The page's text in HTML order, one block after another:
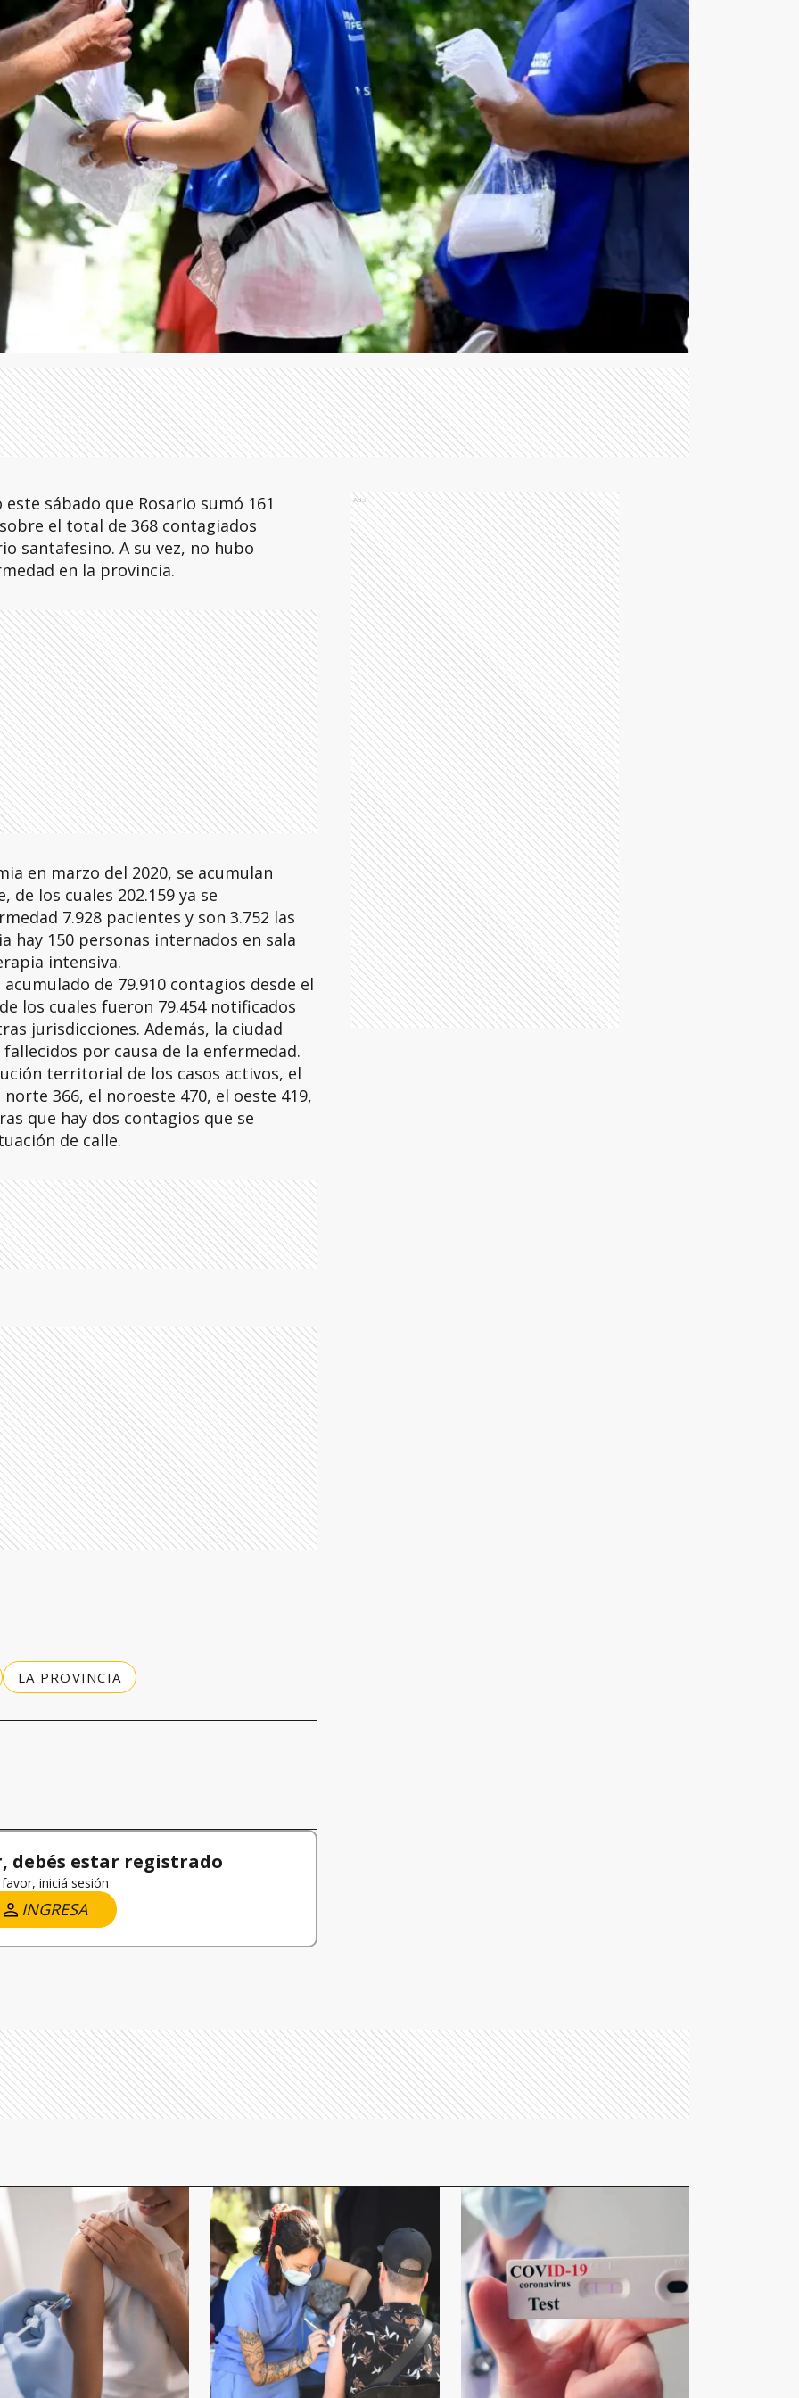
sábado que Rosario sumó 161
el total de 368 contagiados
santafesino. A su vez, no hubo
en la provincia.
en marzo del 2020, se acumulan
de los cuales 202.159 ya se
7.928 pacientes y son 3.752 las
hay 150 personas internados en sala
intensiva.
de 79.910 contagios desde el
los cuales fueron 79.454 notificados
jurisdicciones. Además, la ciudad
por causa de la enfermedad.
territorial de los casos activos, el
366, el noroeste 470, el oeste 419,
que hay dos contagios que se
de calle.
LA PROVINCIA
debés estar registrado
iniciá sesión
INGRESA
Ads